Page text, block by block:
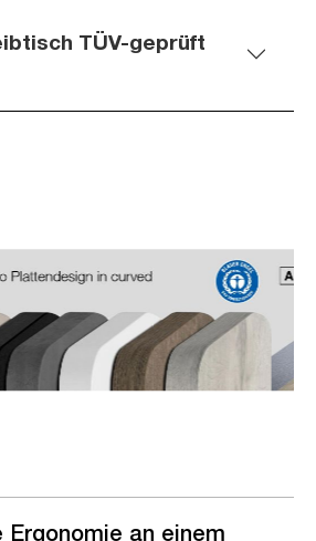
TÜV-geprüft
Ergonomie an einem